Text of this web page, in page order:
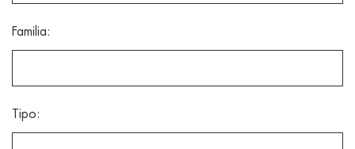
Familia:
Tipo: